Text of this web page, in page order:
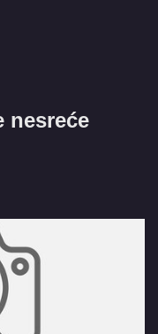
nesreće